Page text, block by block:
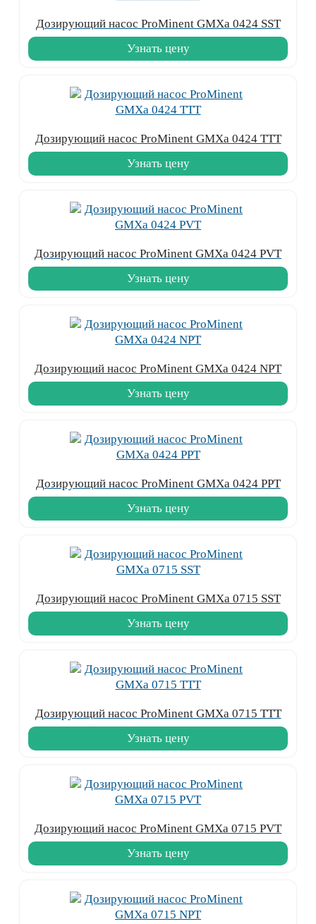
Дозирующий насос ProMinent GMXa 0424 SST
Узнать цену
Дозирующий насос ProMinent GMXa 0424 TTT
Узнать цену
Дозирующий насос ProMinent GMXa 0424 PVT
Узнать цену
Дозирующий насос ProMinent GMXa 0424 NPT
Узнать цену
Дозирующий насос ProMinent GMXa 0424 PPT
Узнать цену
Дозирующий насос ProMinent GMXa 0715 SST
Узнать цену
Дозирующий насос ProMinent GMXa 0715 TTT
Узнать цену
Дозирующий насос ProMinent GMXa 0715 PVT
Узнать цену